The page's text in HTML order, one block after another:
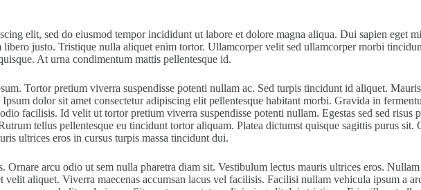
elit, sed do eiusmod tempor incididunt ut labore et dolore magna aliqua. Dui sapien eget
libero justo. Tristique nulla aliquet enim tortor. Ullamcorper velit sed ullamcorper morbi
At urna condimentum mattis pellentesque id.
Tortor pretium viverra suspendisse potenti nullam ac. Sed turpis tincidunt id aliquet.
dolor sit amet consectetur adipiscing elit pellentesque habitant morbi. Gravida in
facilisis. Id velit ut tortor pretium viverra suspendisse potenti nullam. Egestas sed sed
tellus pellentesque eu tincidunt tortor aliquam. Platea dictumst quisque sagittis purus
ultrices eros in cursus turpis massa tincidunt dui.
Ornare arcu odio ut sem nulla pharetra diam sit. Vestibulum lectus mauris ultrices eros.
velit aliquet. Viverra maecenas accumsan lacus vel facilisis. Facilisi nullam vehicula ipsum a